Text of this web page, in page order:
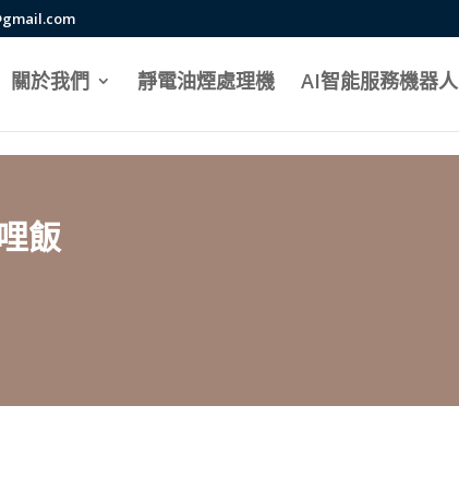
serif !important;}
關於我們 靜電油煙處理機 AI智能服務機器人
飯